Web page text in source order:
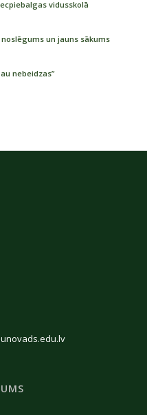
vidusskolā
un jauns sākums
nebeidzas”